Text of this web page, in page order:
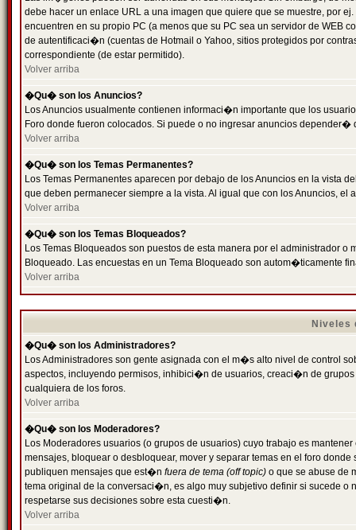
debe hacer un enlace URL a una imagen que quiere que se muestre, por
encuentren en su propio PC (a menos que su PC sea un servidor de
de autentificaci�n (cuentas de Hotmail o Yahoo, sitios protegidos por
correspondiente (de estar permitido).
Volver arriba
�Qu� son los Anuncios?
Los Anuncios usualmente contienen informaci�n importante que los
Foro donde fueron colocados. Si puede o no ingresar anuncios
Volver arriba
�Qu� son los Temas Permanentes?
Los Temas Permanentes aparecen por debajo de los Anuncios en la
que deben permanecer siempre a la vista. Al igual que con los Anuncios,
Volver arriba
�Qu� son los Temas Bloqueados?
Los Temas Bloqueados son puestos de esta manera por el administrador
Bloqueado. Las encuestas en un Tema Bloqueado son autom�ticamente
Volver arriba
Niveles
�Qu� son los Administradores?
Los Administradores son gente asignada con el m�s alto nivel de control
aspectos, incluyendo permisos, inhibici�n de usuarios, creaci�n de
cualquiera de los foros.
Volver arriba
�Qu� son los Moderadores?
Los Moderadores usuarios (o grupos de usuarios) cuyo trabajo es
mensajes, bloquear o desbloquear, mover y separar temas en el foro
publiquen mensajes que est�n fuera de tema (off topic) o que se abuse de
tema original de la conversaci�n, es algo muy subjetivo definir si sucede
respetarse sus decisiones sobre esta cuesti�n.
Volver arriba